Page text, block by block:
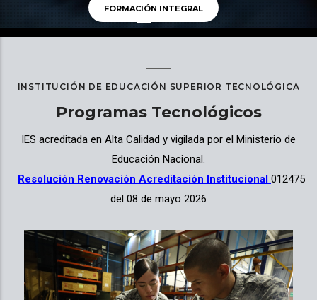
FORMACIÓN INTEGRAL
INSTITUCIÓN DE EDUCACIÓN SUPERIOR TECNOLÓGICA
Programas Tecnológicos
IES acreditada en Alta Calidad y vigilada por el Ministerio de
Educación Nacional.
Resolución Renovación Acreditación Institucional 012475
del 08 de mayo 2026